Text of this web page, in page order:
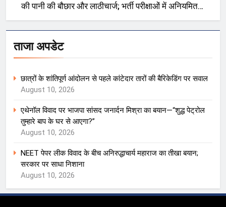
की पानी की बौछार और लाठीचार्ज; भर्ती परीक्षाओं में अनियमितता
को लेकर प्रदर्शन
ताजा अपडेट
छात्रों के शांतिपूर्ण आंदोलन से पहले कांटेदार तारों की बैरिकेडिंग पर सवाल
August 10, 2026
एथेनॉल विवाद पर भाजपा सांसद जनार्दन मिश्रा का बयान—“शुद्ध पेट्रोल
तुम्हारे बाप के घर से आएगा?”
August 10, 2026
NEET पेपर लीक विवाद के बीच अनिरुद्धाचार्य महाराज का तीखा बयान;
सरकार पर साधा निशाना
August 10, 2026